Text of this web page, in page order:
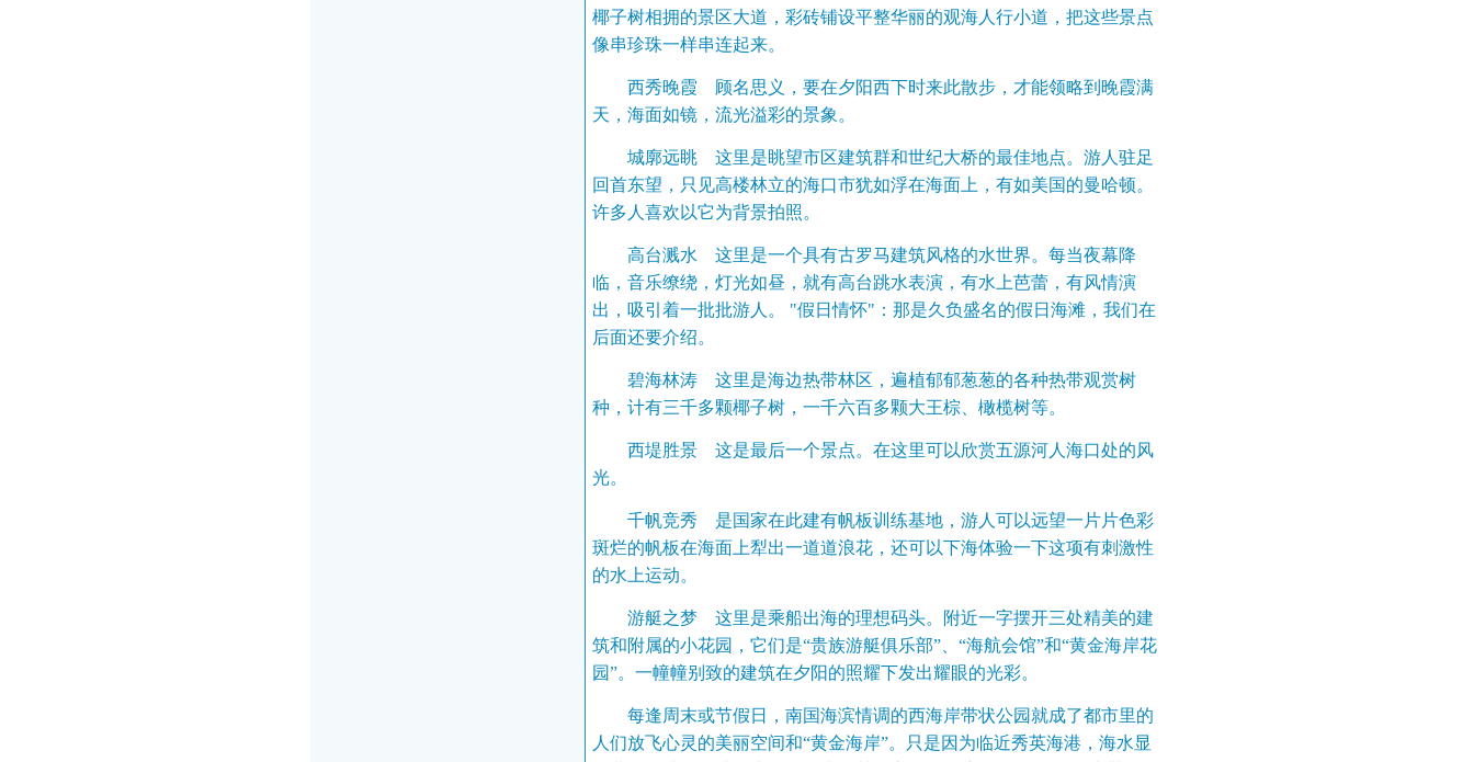
椰子树相拥的景区大道，彩砖铺设平整华丽的观海人行小道，把这些景点
像串珍珠一样串连起来。
西秀晚霞 顾名思义，要在夕阳西下时来此散步，才能领略到晚霞满
天，海面如镜，流光溢彩的景象。
城廓远眺 这里是眺望市区建筑群和世纪大桥的最佳地点。游人驻足
回首东望，只见高楼林立的海口市犹如浮在海面上，有如美国的曼哈顿。
许多人喜欢以它为背景拍照。
高台溅水 这里是一个具有古罗马建筑风格的水世界。每当夜幕降
临，音乐缭绕，灯光如昼，就有高台跳水表演，有水上芭蕾，有风情演
出，吸引着一批批游人。 "假日情怀"：那是久负盛名的假日海滩，我们在
后面还要介绍。
碧海林涛 这里是海边热带林区，遍植郁郁葱葱的各种热带观赏树
种，计有三千多颗椰子树，一千六百多颗大王棕、橄榄树等。
西堤胜景 这是最后一个景点。在这里可以欣赏五源河人海口处的风
光。
千帆竞秀 是国家在此建有帆板训练基地，游人可以远望一片片色彩
斑烂的帆板在海面上犁出一道道浪花，还可以下海体验一下这项有刺激性
的水上运动。
游艇之梦 这里是乘船出海的理想码头。附近一字摆开三处精美的建
筑和附属的小花园，它们是“贵族游艇俱乐部”、“海航会馆”和“黄金海岸花
园”。一幢幢别致的建筑在夕阳的照耀下发出耀眼的光彩。
每逢周末或节假日，南国海滨情调的西海岸带状公园就成了都市里的
人们放飞心灵的美丽空间和“黄金海岸”。只是因为临近秀英海港，海水显